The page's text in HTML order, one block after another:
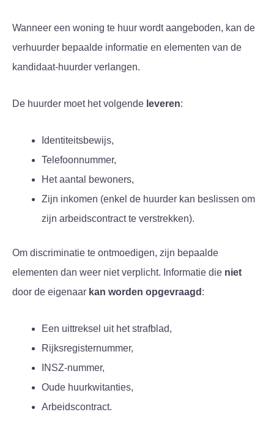
Wanneer een woning te huur wordt aangeboden, kan de
verhuurder bepaalde informatie en elementen van de
kandidaat-huurder verlangen.
De huurder moet het volgende leveren:
Identiteitsbewijs,
Telefoonnummer,
Het aantal bewoners,
Zijn inkomen (enkel de huurder kan beslissen om
zijn arbeidscontract te verstrekken).
Om discriminatie te ontmoedigen, zijn bepaalde
elementen dan weer niet verplicht. Informatie die niet
door de eigenaar kan worden opgevraagd :
Een uittreksel uit het strafblad,
Rijksregisternummer,
INSZ-nummer,
Oude huurkwitanties,
Arbeidscontract.